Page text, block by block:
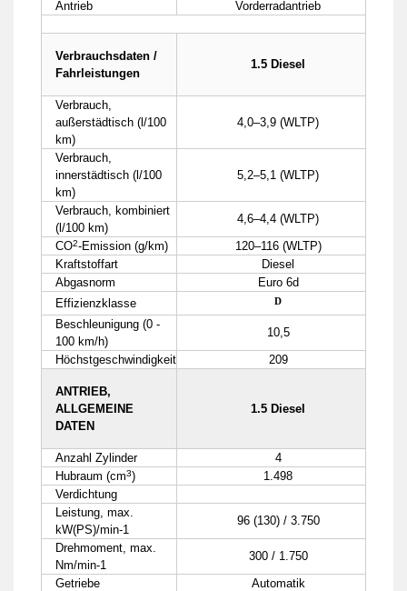
Antrieb
Vorderradantrieb
Verbrauchsdaten /
Fahrleistungen
1.5 Diesel
Verbrauch,
außerstädtisch (l/100
km)
4,0–3,9 (WLTP)
Verbrauch,
innerstädtisch (l/100
km)
5,2–5,1 (WLTP)
Verbrauch, kombiniert
(l/100 km)
4,6–4,4 (WLTP)
CO2-Emission (g/km)
120–116 (WLTP)
Kraftstoffart
Diesel
Abgasnorm
Euro 6d
Effizienzklasse
D
Beschleunigung (0 -
100 km/h)
10,5
Höchstgeschwindigkeit
209
ANTRIEB,
ALLGEMEINE
DATEN
1.5 Diesel
Anzahl Zylinder
4
Hubraum (cm3)
1.498
Verdichtung
Leistung, max.
kW(PS)/min-1
96 (130) / 3.750
Drehmoment, max.
Nm/min-1
300 / 1.750
Getriebe
Automatik